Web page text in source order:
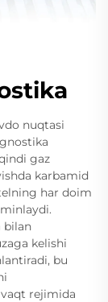
nuqtasi
gaz
karbamid
har doim
bilan
kelishi
bu
rejimida